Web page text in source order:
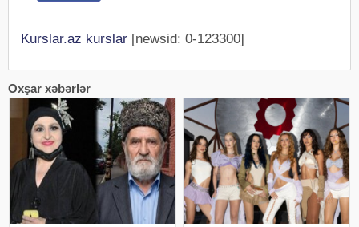
Kurslar.az kurslar [newsid: 0-123300]
Oxşar xəbərlər